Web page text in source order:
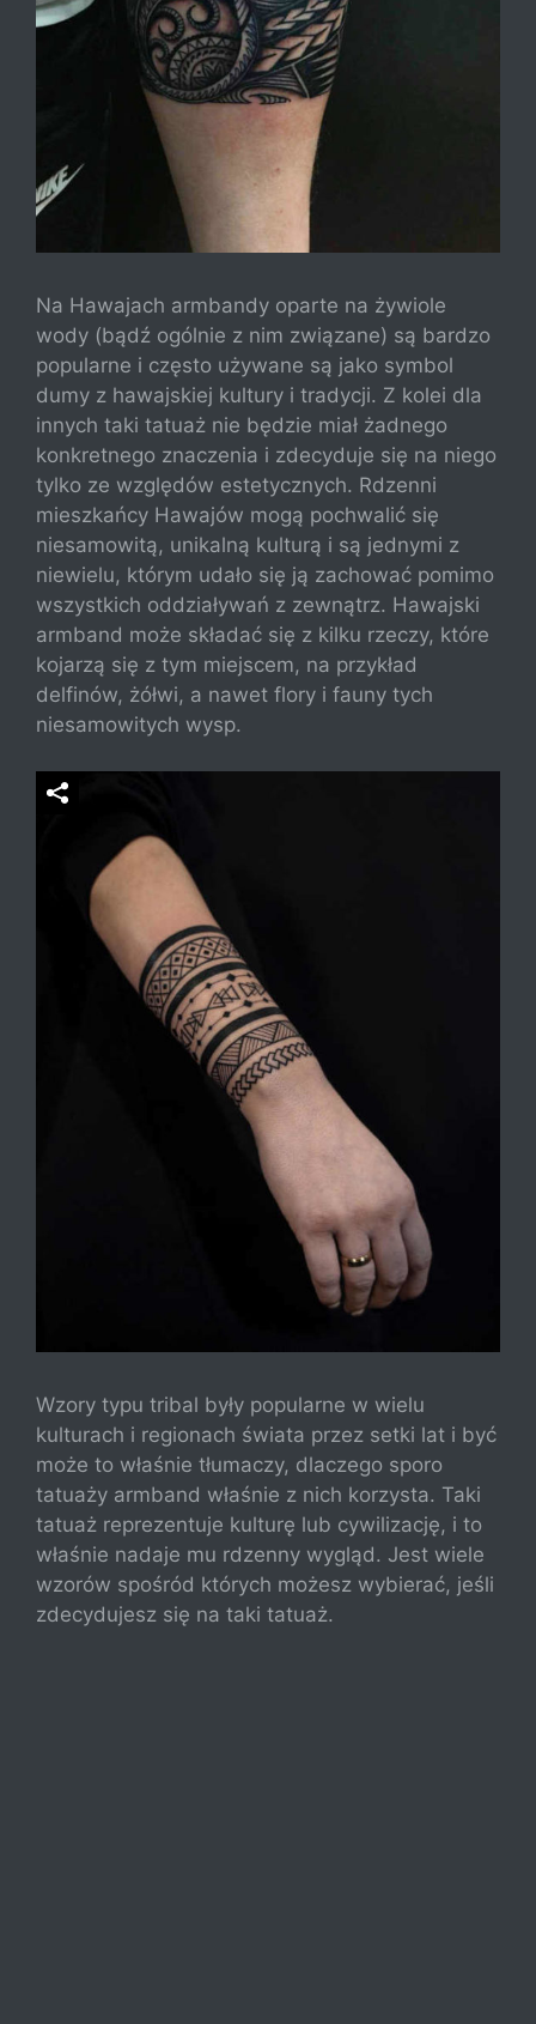
Na Hawajach armbandy oparte na żywiole
wody (bądź ogólnie z nim związane) są bardzo
popularne i często używane są jako symbol
dumy z hawajskiej kultury i tradycji. Z kolei dla
innych taki tatuaż nie będzie miał żadnego
konkretnego znaczenia i zdecyduje się na niego
tylko ze względów estetycznych. Rdzenni
mieszkańcy Hawajów mogą pochwalić się
niesamowitą, unikalną kulturą i są jednymi z
niewielu, którym udało się ją zachować pomimo
wszystkich oddziaływań z zewnątrz. Hawajski
armband może składać się z kilku rzeczy, które
kojarzą się z tym miejscem, na przykład
delfinów, żółwi, a nawet flory i fauny tych
niesamowitych wysp.
Wzory typu tribal były popularne w wielu
kulturach i regionach świata przez setki lat i być
może to właśnie tłumaczy, dlaczego sporo
tatuaży armband właśnie z nich korzysta. Taki
tatuaż reprezentuje kulturę lub cywilizację, i to
właśnie nadaje mu rdzenny wygląd. Jest wiele
wzorów spośród których możesz wybierać, jeśli
zdecydujesz się na taki tatuaż.